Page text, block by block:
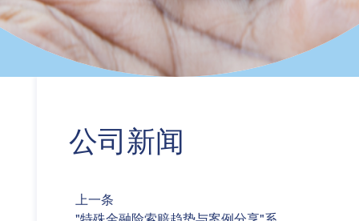
公司新闻
上一条